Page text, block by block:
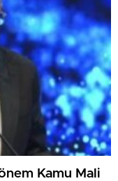
Kamu Mali